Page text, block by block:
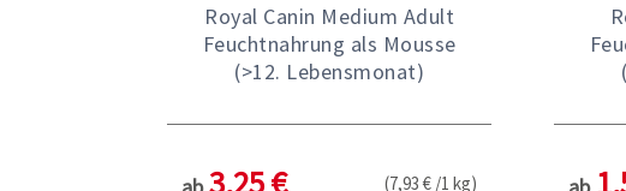
Royal Canin Medium Adult
Feuchtnahrung als Mousse
(>12. Lebensmonat)
3,25 € (7,93 € /1 kg)